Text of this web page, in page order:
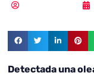
Detectada una